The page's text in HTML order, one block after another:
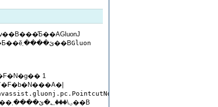
�I�u�W�F�N�g�Ƃ��ĕێ����܂��BGluon
1
�I�u�W�F�N�g�́A�|�C���g�J�b�g�Ƃ��āA���̒��ۍ\���؂�ێ����܂��B